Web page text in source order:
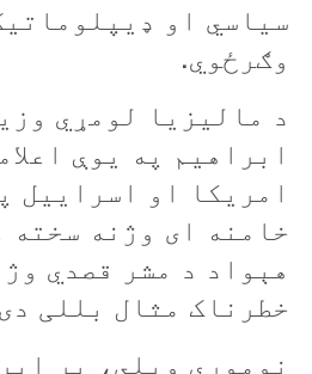
سیاسي او
وګرځوي.
د مالیزیا لومړي
ابراهیم په یوې
امریکا او اسراییل
خامنه ای وژنه سخته
هېواد د مشر قصدي
خطرناک مثال بللی
نوموړي ويلي، پر